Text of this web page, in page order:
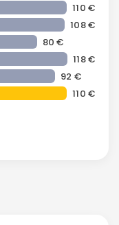
110 €
108 €
80 €
118 €
92 €
110 €